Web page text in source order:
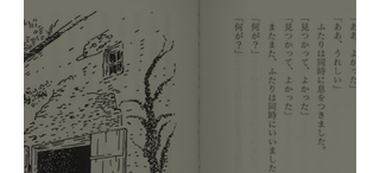
LEGEND OF ZELDA
ADELANTA SU ESTRENO